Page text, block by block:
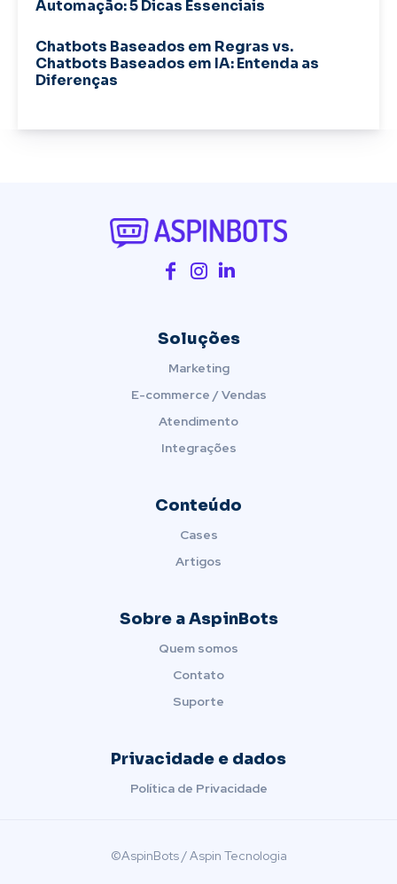
Automação: 5 Dicas Essenciais
Chatbots Baseados em Regras vs.
Chatbots Baseados em IA: Entenda as
Diferenças
Soluções
Marketing
E-commerce / Vendas
Atendimento
Integrações
Conteúdo
Cases
Artigos
Sobre a AspinBots
Quem somos
Contato
Suporte
Privacidade e dados
Política de Privacidade
©AspinBots / Aspin Tecnologia